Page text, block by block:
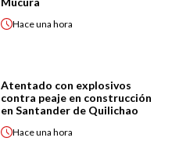
Haceuna hora
Atentado con explosivos
contra peaje en construcción
en Santander de Quilichao
Haceuna hora